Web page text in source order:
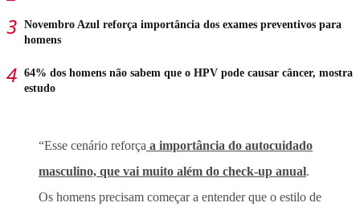
Novembro Azul reforça importância dos exames preventivos para
homens
64% dos homens não sabem que o HPV pode causar câncer, mostra
estudo
“Esse cenário reforça a importância do autocuidado
masculino, que vai muito além do check-up anual.
Os homens precisam começar a entender que o estilo de